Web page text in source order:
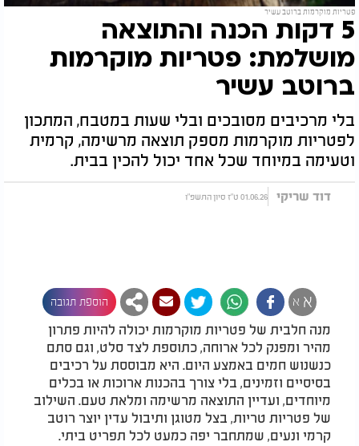
פטריות מוקרמות ברוטב עשיר
5 דקות הכנה והתוצאה
מושלמת: פטריות מוקרמות
ברוטב עשיר
בלי מרכיבים מסובכים ובלי שעות במטבח, המתכון
לפטריות מוקרמות מספק תוצאה מרשימה, קרמית
וטעימה במיוחד שכל אחד יכול להכין בבית.
דוד שריקי 01.06.26 ט"ז סיון התשפ"ו
א א הוספת תגובה
מנה חלבית של פטריות מוקרמות יכולה להיות פתרון
מהיר ומפנק לכל ארוחה, כתוספת לצד סלט, וגם סתם
כנשנוש חמים באמצע היום. היא מבוססת על רכיבים
בסיסיים וזמינים, בלי צורך בהכנות ארוכות או בכלים
מיוחדים, ועדיין התוצאה מרשימה ומלאת טעם. השילוב
של פטריות טריות, בצל מטוגן ותיבול עדין יוצר רוטב
קרמי ונעים, שמתחבר יפה כמעט לכל תפריט ביתי.